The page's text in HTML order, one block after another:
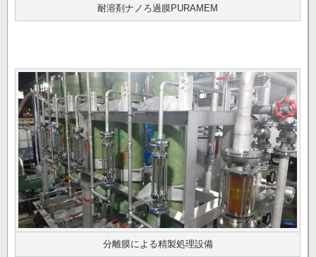
耐溶剤ナノろ過膜PURAMEM
分離膜による精製処理設備